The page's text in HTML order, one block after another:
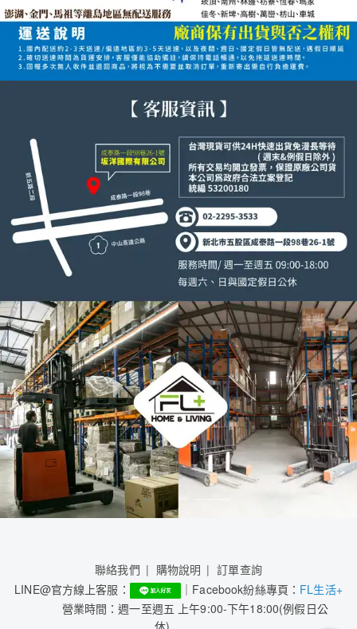
聯絡我們 購物說明
訂單查詢
LINE@官方線上客服：
｜Facebook紛絲專頁： FL生活+
營業時間：週一至週五 上午9:00-下午18:00(例假日公
休)